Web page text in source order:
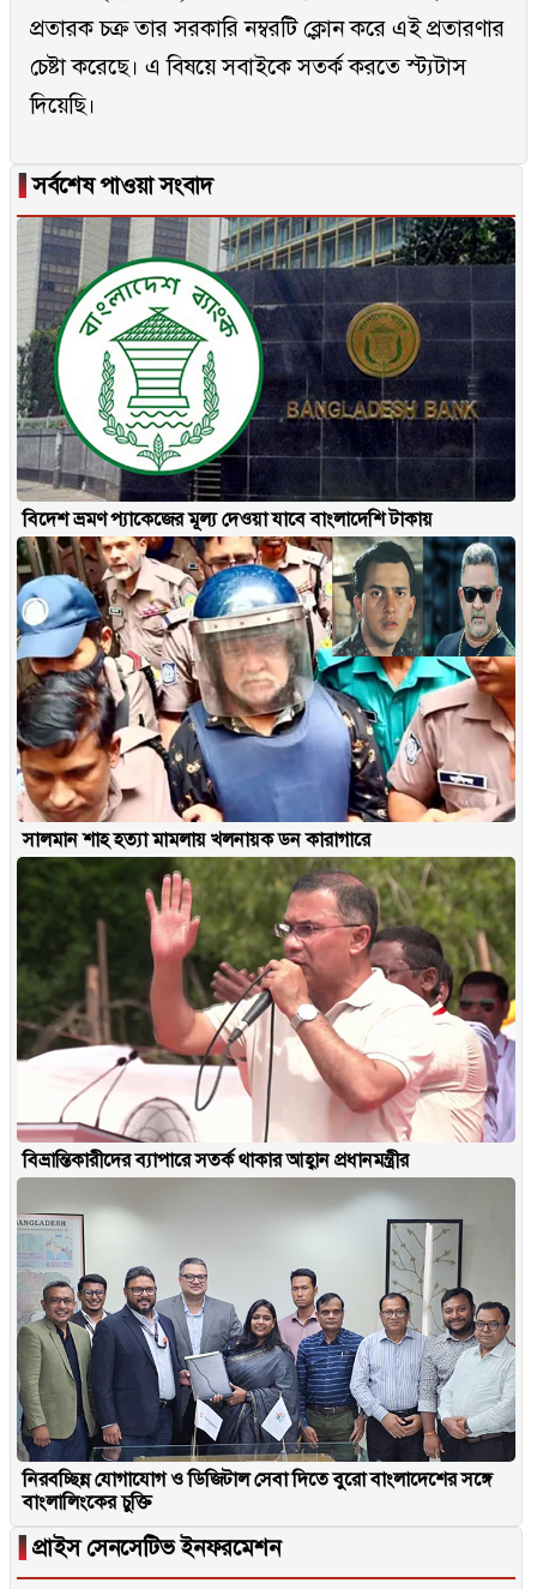
প্রতারক চক্র তার সরকারি নম্বরটি ক্লোন করে এই প্রতারণার
চেষ্টা করেছে। এ বিষয়ে সবাইকে সতর্ক করতে স্ট্যটাস
দিয়েছি।
▐সর্বশেষ পাওয়া সংবাদ
বিদেশ ভ্রমণ প্যাকেজের মূল্য দেওয়া যাবে বাংলাদেশি টাকায়
সালমান শাহ হত্যা মামলায় খলনায়ক ডন কারাগারে
বিভ্রান্তিকারীদের ব্যাপারে সতর্ক থাকার আহ্বান প্রধানমন্ত্রীর
নিরবচ্ছিন্ন যোগাযোগ ও ডিজিটাল সেবা দিতে বুরো বাংলাদেশের সঙ্গে
বাংলালিংকের চুক্তি
▐ প্রাইস সেনসেটিভ ইনফরমেশন